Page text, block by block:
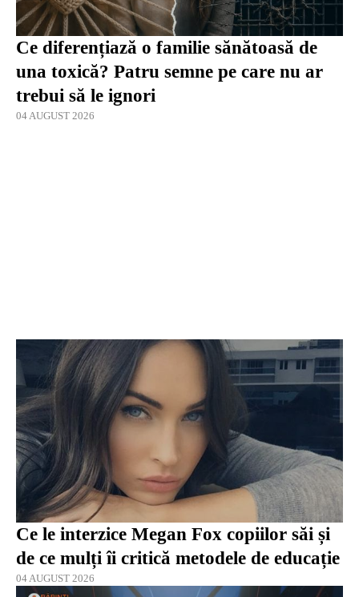
Ce diferențiază o familie sănătoasă de
una toxică? Patru semne pe care nu ar
trebui să le ignori
04 AUGUST 2026
Ce le interzice Megan Fox copiilor săi și
de ce mulți îi critică metodele de educație
04 AUGUST 2026